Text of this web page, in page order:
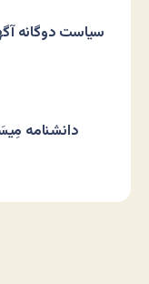
سیاست دوگانه
دانشنامه